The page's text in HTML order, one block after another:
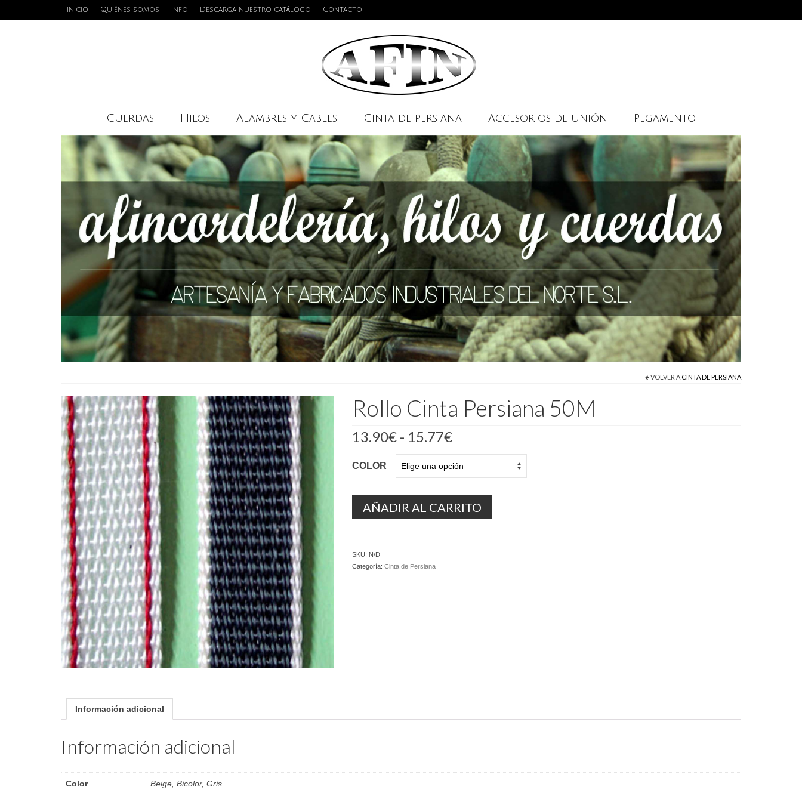
Inicio Quiénes somos Info Descarga nuestro catálogo Contacto
Cuerdas Hilos Alambres y Cables Cinta de persiana Accesorios de unión Pegamento
VOLVER A CINTA DE PERSIANA
Rollo Cinta Persiana 50M
13.90€ - 15.77€Rango
precios:
desde
13.90€
hasta
15.77€
COLOR
AÑADIR AL CARRITO
SKU: N/D
Categoría: Cinta de Persiana
Información adicional
Información adicional
Color Beige, Bicolor, Gris